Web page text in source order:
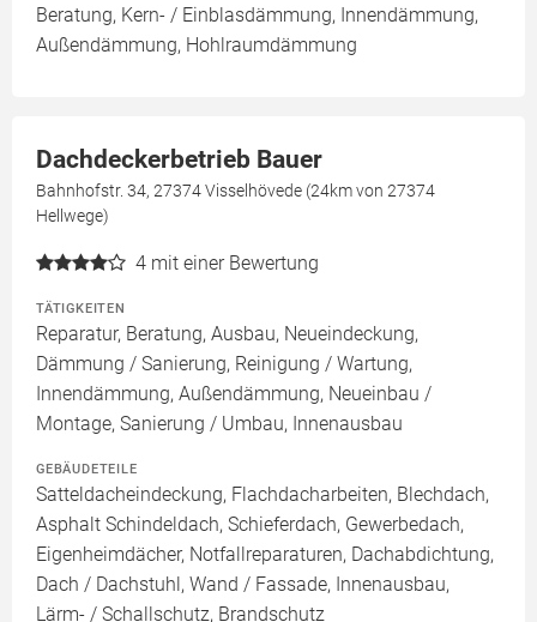
Beratung, Kern- / Einblasdämmung, Innendämmung,
Außendämmung, Hohlraumdämmung
Dachdeckerbetrieb Bauer
Bahnhofstr. 34, 27374 Visselhövede (24km von 27374
Hellwege)
4 mit einer Bewertung
TÄTIGKEITEN
Reparatur, Beratung, Ausbau, Neueindeckung,
Dämmung / Sanierung, Reinigung / Wartung,
Innendämmung, Außendämmung, Neueinbau /
Montage, Sanierung / Umbau, Innenausbau
GEBÄUDETEILE
Satteldacheindeckung, Flachdacharbeiten, Blechdach,
Asphalt Schindeldach, Schieferdach, Gewerbedach,
Eigenheimdächer, Notfallreparaturen, Dachabdichtung,
Dach / Dachstuhl, Wand / Fassade, Innenausbau,
Lärm- / Schallschutz, Brandschutz